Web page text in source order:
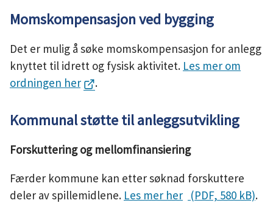
Momskompensasjon ved bygging
Det er mulig å søke momskompensasjon for anlegg
knyttet til idrett og fysisk aktivitet. Les mer om
ordningen her
.
Kommunal støtte til anleggsutvikling
Forskuttering og mellomfinansiering
Færder kommune kan etter søknad forskuttere
deler av spillemidlene. Les mer her (PDF, 580 kB).